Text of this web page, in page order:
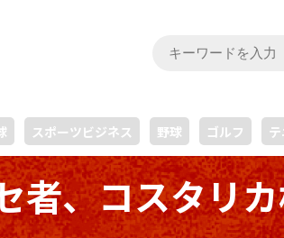
スポーツビジネス 野球 ゴルフ
者、コスタリ